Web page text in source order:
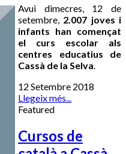
Avui dimecres, 12 de
setembre, 2.007 joves i
infants han començat
el curs escolar als
centres educatius de
Cassà de la Selva.
12 Setembre 2018
Llegeix més...
Featured
Cursos de